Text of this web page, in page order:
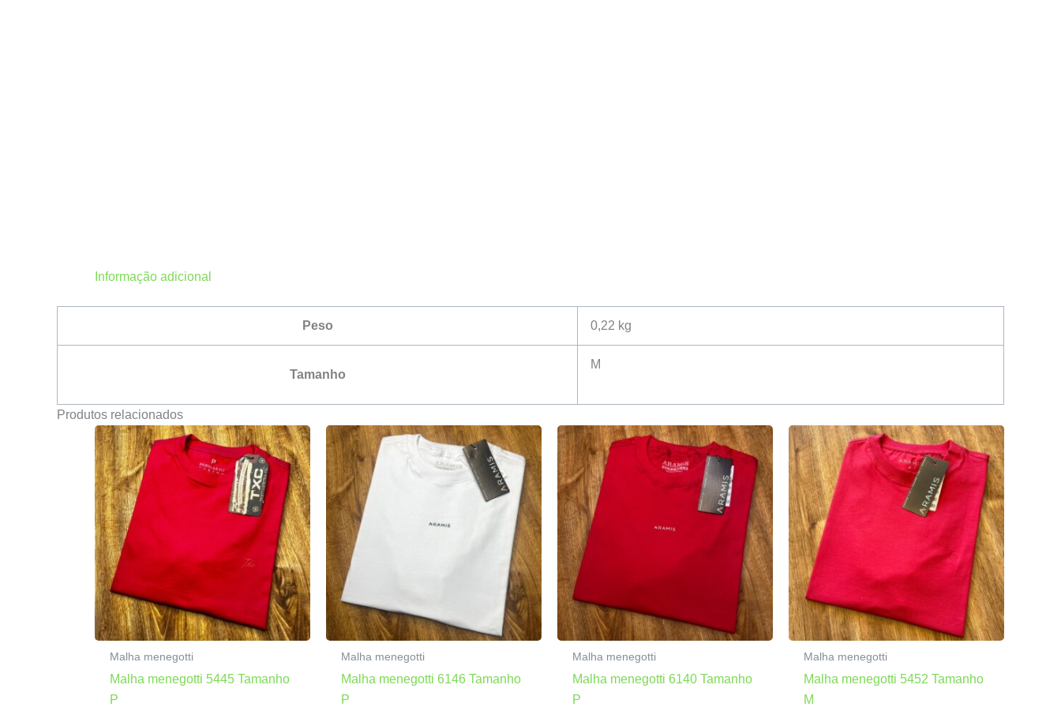
Informação adicional
Peso 0,22 kg
Tamanho
M
Produtos relacionados
Malha menegotti
Malha menegotti 5445 Tamanho
P
Malha menegotti
Malha menegotti 6146 Tamanho
P
Malha menegotti
Malha menegotti 6140 Tamanho
P
Malha menegotti
Malha menegotti 5452 Tamanho
M